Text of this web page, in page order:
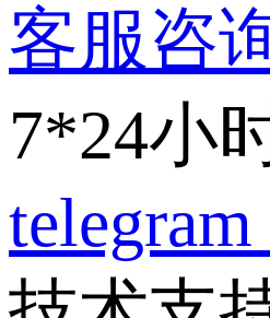
客服咨
7*24小
telegram